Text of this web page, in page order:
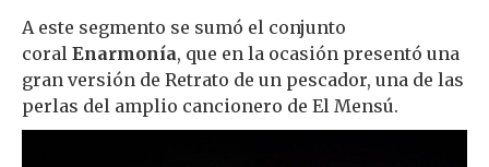
A este segmento se sumó el conjunto
coral Enarmonía, que en la ocasión presentó una
gran versión de Retrato de un pescador, una de las
perlas del amplio cancionero de El Mensú.